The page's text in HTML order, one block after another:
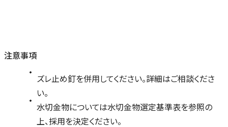
注意事項
ズレ止め釘を併用してください。詳細はご相談くださ
い。
水切金物については水切金物選定基準表を参照の
上、採用を決定ください。